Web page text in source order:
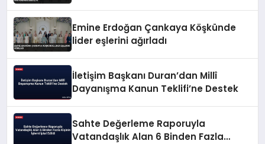
Emine Erdoğan Çankaya Köşkünde
lider eşlerini ağırladı
İletişim Başkanı Duran’dan Millî
Dayanışma Kanun Teklifi’ne Destek
Sahte Değerleme Raporuyla
Vatandaşlık Alan 6 Binden Fazla